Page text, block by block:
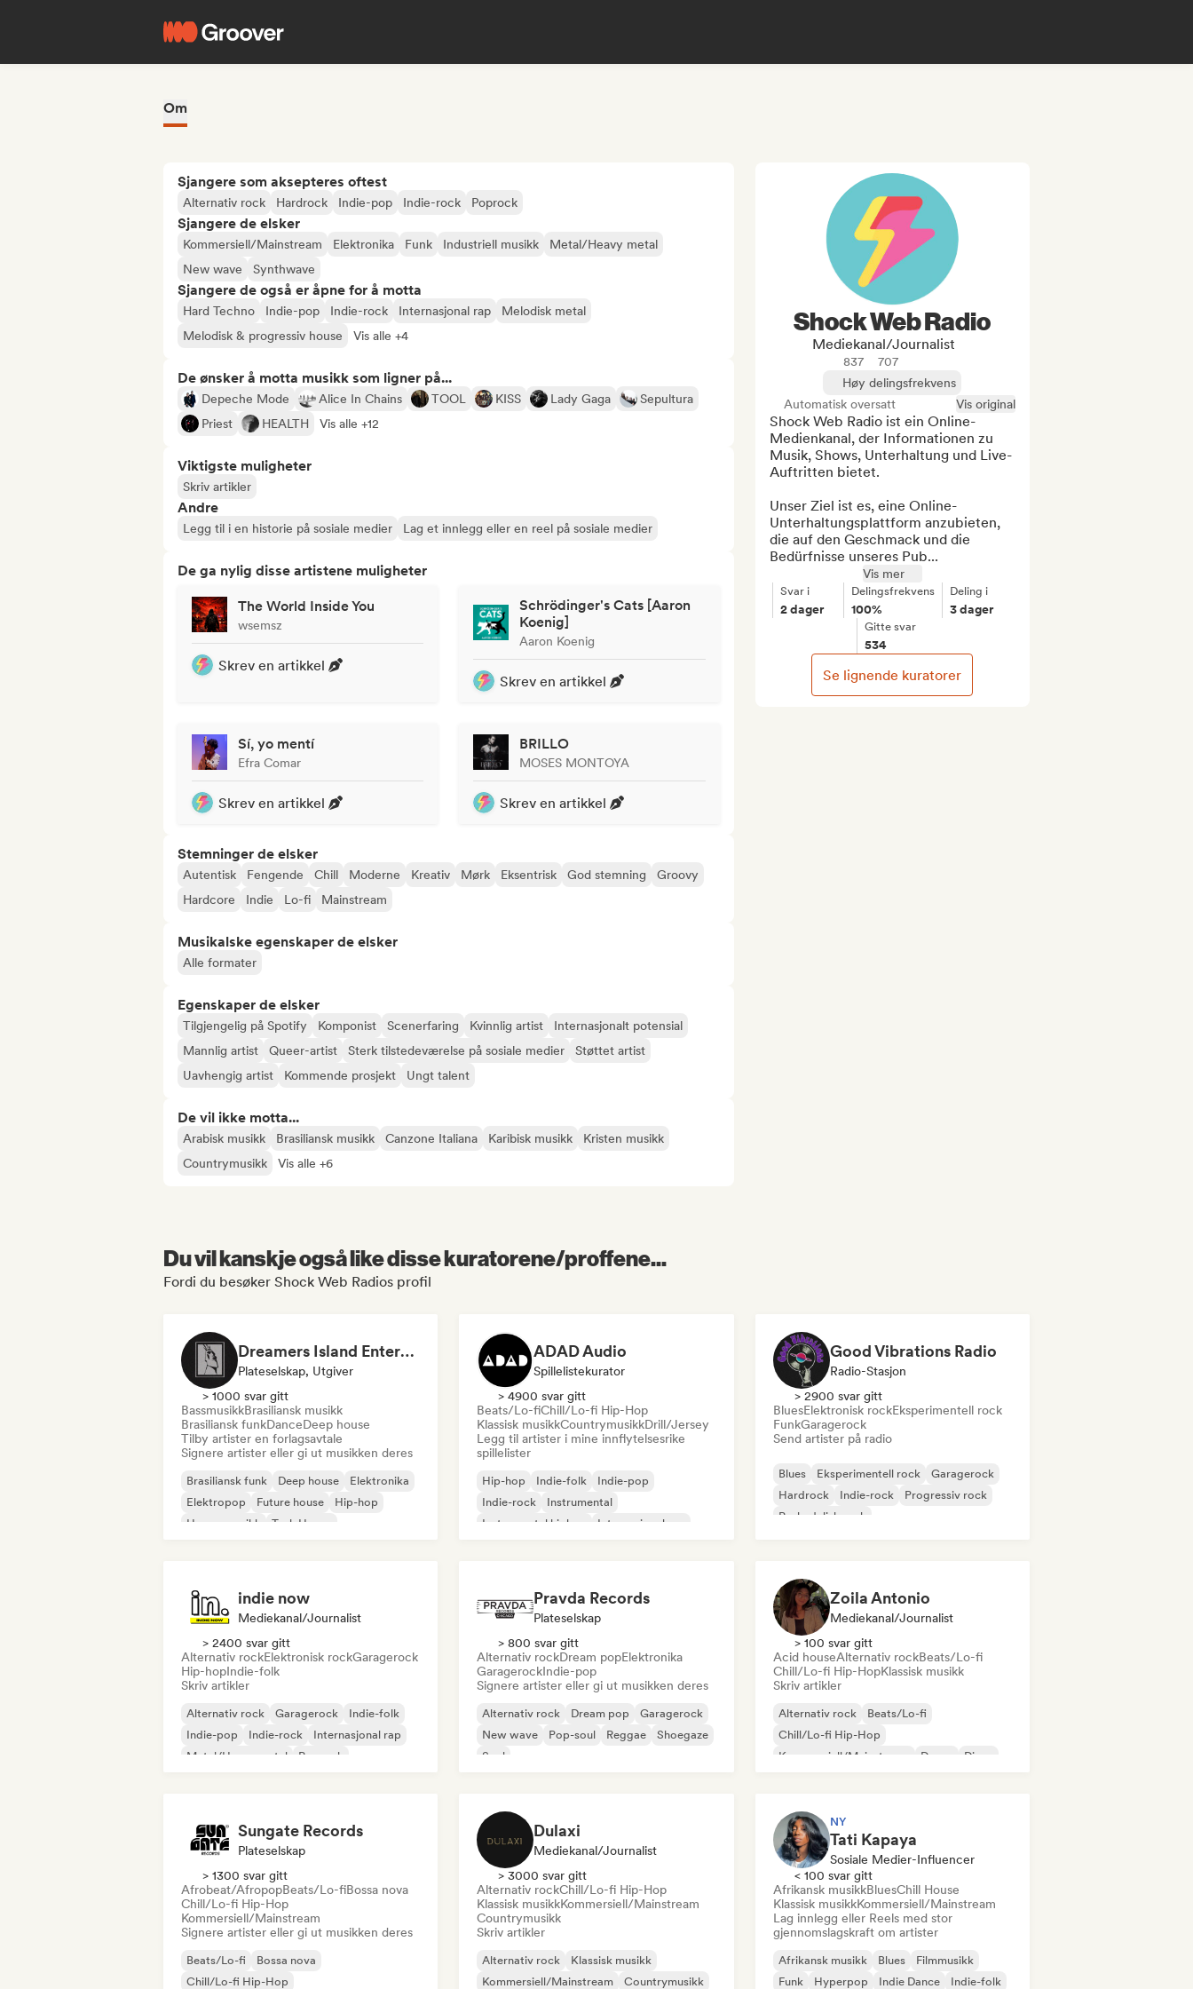
Om
Sjangere som aksepteres oftest
Alternativ rock Hardrock Indie-pop Indie-rock Poprock
Sjangere de elsker
Kommersiell/Mainstream Elektronika Funk Industriell musikk
Metal/Heavy metal
New wave
Synthwave
Sjangere de også er åpne for å motta
Hard Techno Indie-pop Indie-rock Internasjonal rap
Melodisk metal
Melodisk & progressiv house
Vis alle +4
De ønsker å motta musikk som ligner på...
Depeche Mode Alice In Chains TOOL KISS Lady Gaga
Sepultura
Priest
HEALTH Vis alle +12
Viktigste muligheter
Skriv artikler
Andre
Legg til i en historie på sosiale medier Lag et innlegg eller en reel på sosiale medier
De ga nylig disse artistene muligheter
The World Inside You
wsemsz
Skrev en artikkel
Schrödinger's Cats [Aaron
Koenig]
Aaron Koenig
Skrev en artikkel
Sí, yo mentí
Efra Comar
Skrev en artikkel
BRILLO
MOSES MONTOYA
Skrev en artikkel
Stemninger de elsker
Autentisk Fengende Chill Moderne Kreativ Mørk Eksentrisk God stemning
Groovy
Hardcore
Indie Lo-fi Mainstream
Musikalske egenskaper de elsker
Alle formater
Egenskaper de elsker
Tilgjengelig på Spotify Komponist Scenerfaring Kvinnlig artist
Internasjonalt potensial
Mannlig artist
Queer-artist Sterk tilstedeværelse på sosiale medier
Støttet artist
Uavhengig artist
Kommende prosjekt Ungt talent
De vil ikke motta...
Arabisk musikk Brasiliansk musikk Canzone Italiana Karibisk musikk
Kristen musikk
Countrymusikk
Vis alle +6
Shock Web Radio
Mediekanal/journalist
837
707
Høy delingsfrekvens
Automatisk oversatt
Vis original
Shock Web Radio ist ein Online-
Medienkanal, der Informationen zu
Musik, Shows, Unterhaltung und Live-
Auftritten bietet.
Unser Ziel ist es, eine Online-
Unterhaltungsplattform anzubieten,
die auf den Geschmack und die
Bedürfnisse unseres Pub...
Vis mer
Svar i
2 dager
Delingsfrekvens
100%
Deling i
3 dager
Gitte svar
534
Se lignende kuratorer
Du vil kanskje også like disse kuratorene/proffene...
Fordi du besøker Shock Web Radios profil
Dreamers Island Entertainment
Plateselskap, Utgiver
> 1000 svar gitt
BassmusikkBrasiliansk musikk
Brasiliansk funkDanceDeep house
Tilby artister en forlagsavtale
Signere artister eller gi ut musikken deres
Brasiliansk funk Deep house
Elektronika
Elektropop
Future house
Hip-hop
House-musikk
Tech House
ADAD Audio
Spillelistekurator
> 4900 svar gitt
Beats/Lo-fiChill/Lo-fi Hip-Hop
Klassisk musikkCountrymusikkDrill/Jersey
Legg til artister i mine innflytelsesrike
spillelister
Hip-hop Indie-folk
Indie-pop
Indie-rock
Instrumental
Instrumental hiphop
Internasjonal rap
Good Vibrations Radio
Radio-Stasjon
> 2900 svar gitt
BluesElektronisk rockEksperimentell rock
FunkGaragerock
Send artister på radio
Blues Eksperimentell rock
Garagerock
Hardrock
Indie-rock
Progressiv rock
Psykedelisk rock
indie now
Mediekanal/journalist
> 2400 svar gitt
Alternativ rockElektronisk rockGaragerock
Hip-hopIndie-folk
Skriv artikler
Alternativ rock Garagerock
Indie-folk
Indie-pop
Indie-rock
Internasjonal rap
Metal/Heavy metal
Poprock
Pravda Records
Plateselskap
> 800 svar gitt
Alternativ rockDream popElektronika
GaragerockIndie-pop
Signere artister eller gi ut musikken deres
Alternativ rock Dream pop
Garagerock
New wave
Pop-soul Reggae
Shoegaze
Soul
Zoila Antonio
Mediekanal/journalist
> 100 svar gitt
Acid houseAlternativ rockBeats/Lo-fi
Chill/Lo-fi Hip-HopKlassisk musikk
Skriv artikler
Alternativ rock
Beats/Lo-fi
Chill/Lo-fi Hip-Hop
Kommersiell/Mainstream
Dance
Disco
Sungate Records
Plateselskap
> 1300 svar gitt
Afrobeat/AfropopBeats/Lo-fiBossa nova
Chill/Lo-fi Hip-Hop
Kommersiell/Mainstream
Signere artister eller gi ut musikken deres
Beats/Lo-fi
Bossa nova
Chill/Lo-fi Hip-Hop
Dulaxi
Mediekanal/journalist
> 3000 svar gitt
Alternativ rockChill/Lo-fi Hip-Hop
Klassisk musikkKommersiell/Mainstream
Countrymusikk
Skriv artikler
Alternativ rock
Klassisk musikk
Kommersiell/Mainstream
Countrymusikk
NY
Tati Kapaya
Sosiale Medier-Influencer
< 100 svar gitt
Afrikansk musikkBluesChill House
Klassisk musikkKommersiell/Mainstream
Lag innlegg eller Reels med stor
gjennomslagskraft om artister
Afrikansk musikk Blues
Filmmusikk
Funk
Hyperpop Indie Dance Indie-folk